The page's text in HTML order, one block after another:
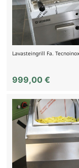
Lavasteingrill Fa.
999,00 €